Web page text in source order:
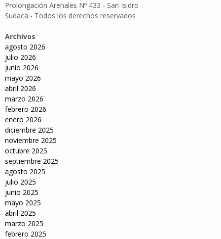
Prolongación Arenales Nº 433 - San Isidro
Sudaca - Todos los derechos reservados
Archivos
agosto 2026
julio 2026
junio 2026
mayo 2026
abril 2026
marzo 2026
febrero 2026
enero 2026
diciembre 2025
noviembre 2025
octubre 2025
septiembre 2025
agosto 2025
julio 2025
junio 2025
mayo 2025
abril 2025
marzo 2025
febrero 2025